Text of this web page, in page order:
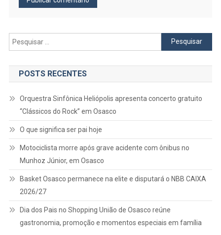
Pesquisar
por:
POSTS RECENTES
Orquestra Sinfônica Heliópolis apresenta concerto gratuito
“Clássicos do Rock” em Osasco
O que significa ser pai hoje
Motociclista morre após grave acidente com ônibus no
Munhoz Júnior, em Osasco
Basket Osasco permanece na elite e disputará o NBB CAIXA
2026/27
Dia dos Pais no Shopping União de Osasco reúne
gastronomia, promoção e momentos especiais em família